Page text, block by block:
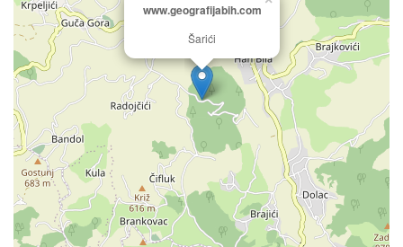
www.geografijabih.com
Šarići